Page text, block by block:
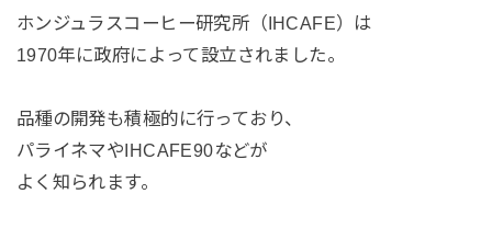
ホンジュラスコーヒー研究所（IHCAFE）は
1970年に政府によって設立されました。
品種の開発も積極的に行っており、
パライネマやIHCAFE90などが
よく知られます。